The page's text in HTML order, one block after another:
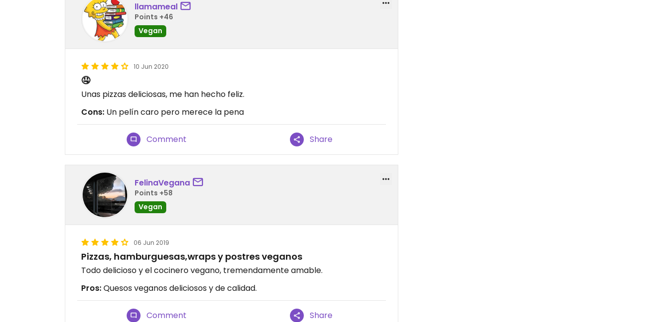
llamameal
Points +46
Vegan
10 Jun 2020
🤤
Unas pizzas deliciosas, me han hecho feliz.
Cons: Un pelín caro pero merece la pena
Comment Share
FelinaVegana
Points +58
Vegan
06 Jun 2019
Pizzas, hamburguesas,wraps y postres veganos
Todo delicioso y el cocinero vegano, tremendamente amable.
Pros:Quesos veganos deliciosos y de calidad.
Comment Share